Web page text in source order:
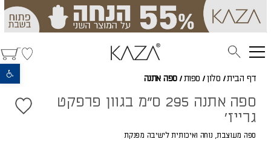
פתח סרגל נגישות
דף הבית/ סלון / ספות / ספה אתנה
ספה אתנה 295 ס"מ בגוון פרפקט
גרייז'
ספה מעוצבת, נוחה ואיכותית לישיבה מפנקת